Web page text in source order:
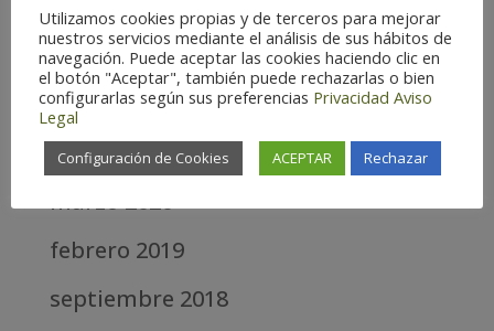
marzo 2021
febrero 2021
diciembre 2020
abril 2020
marzo 2020
febrero 2019
septiembre 2018
Utilizamos cookies propias y de terceros para mejorar
nuestros servicios mediante el análisis de sus hábitos de
navegación. Puede aceptar las cookies haciendo clic en
el botón "Aceptar", también puede rechazarlas o bien
configurarlas según sus preferencias Privacidad Aviso
Legal
Configuración de Cookies ACEPTAR Rechazar